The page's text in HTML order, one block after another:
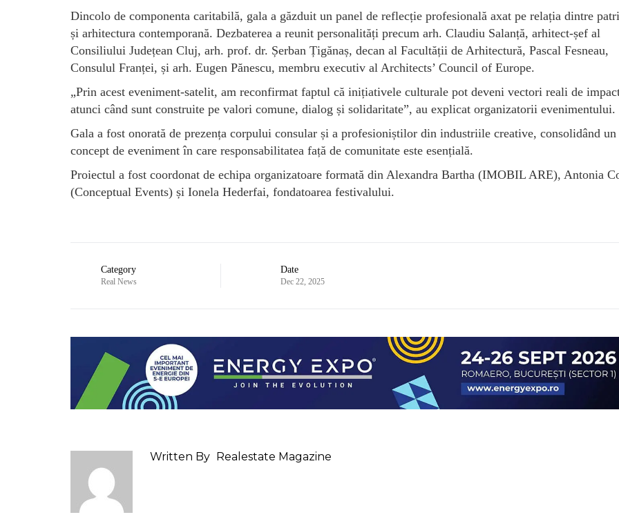
Dincolo de componenta caritabilă, gala a găzduit un panel de reflecție profesională axat pe relația dintre
și arhitectura contemporană. Dezbaterea a reunit personalități precum arh. Claudiu Salanță, arhitect-șef al
Consiliului Județean Cluj, arh. prof. dr. Șerban Țigănaș, decan al Facultății de Arhitectură, Pascal Fesneau,
Consulul Franței, și arh. Eugen Pănescu, membru executiv al Architects’ Council of Europe.
„Prin acest eveniment-satelit, am reconfirmat faptul că inițiativele culturale pot deveni vectori reali de
atunci când sunt construite pe valori comune, dialog și solidaritate”, au explicat organizatorii evenimentului.
Gala a fost onorată de prezența corpului consular și a profesioniștilor din industriile creative, consolidând un
concept de eveniment în care responsabilitatea față de comunitate este esențială.
Proiectul a fost coordonat de echipa organizatoare formată din Alexandra Bartha (IMOBIL ARE), Antonia
(Conceptual Events) și Ionela Hederfai, fondatoarea festivalului.
Category
Real News
Date
Dec 22, 2025
Written By Realestate Magazine